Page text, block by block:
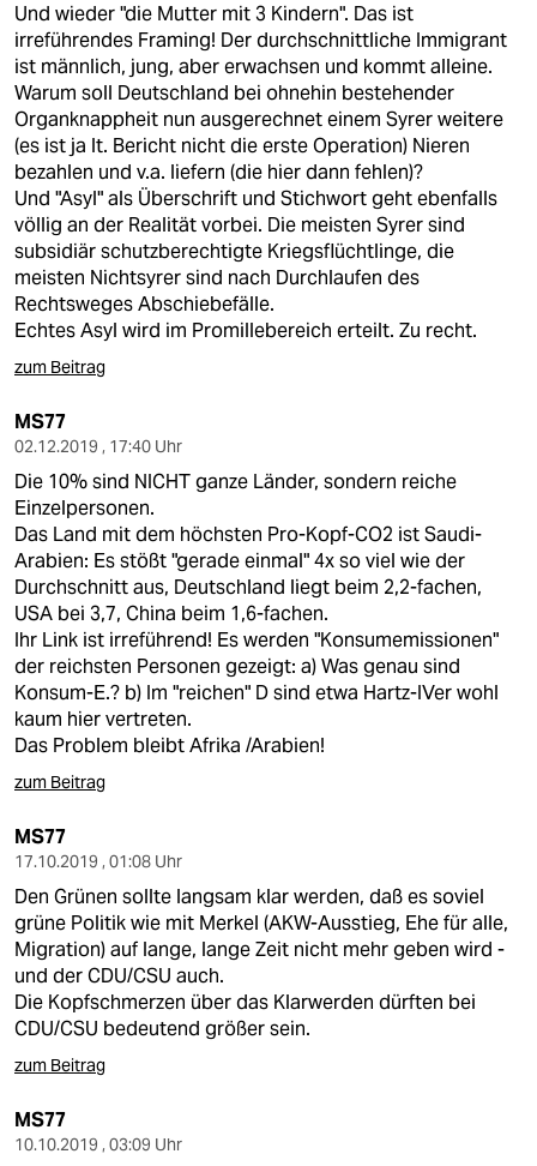
Und wieder "die Mutter mit 3 Kindern". Das ist
irreführendes Framing! Der durchschnittliche Immigrant
ist männlich, jung, aber erwachsen und kommt alleine.
Warum soll Deutschland bei ohnehin bestehender
Organknappheit nun ausgerechnet einem Syrer weitere
(es ist ja lt. Bericht nicht die erste Operation) Nieren
bezahlen und v.a. liefern (die hier dann fehlen)?
Und "Asyl" als Überschrift und Stichwort geht ebenfalls
völlig an der Realität vorbei. Die meisten Syrer sind
subsidiär schutzberechtigte Kriegsflüchtlinge, die
meisten Nichtsyrer sind nach Durchlaufen des
Rechtsweges Abschiebefälle.
Echtes Asyl wird im Promillebereich erteilt. Zu recht.
zum Beitrag
MS77
02.12.2019 , 17:40 Uhr
Die 10% sind NICHT ganze Länder, sondern reiche
Einzelpersonen.
Das Land mit dem höchsten Pro-Kopf-CO2 ist Saudi-
Arabien: Es stößt "gerade einmal" 4x so viel wie der
Durchschnitt aus, Deutschland liegt beim 2,2-fachen,
USA bei 3,7, China beim 1,6-fachen.
Ihr Link ist irreführend! Es werden "Konsumemissionen"
der reichsten Personen gezeigt: a) Was genau sind
Konsum-E.? b) Im "reichen" D sind etwa Hartz-IVer wohl
kaum hier vertreten.
Das Problem bleibt Afrika /Arabien!
zum Beitrag
MS77
17.10.2019 , 01:08 Uhr
Den Grünen sollte langsam klar werden, daß es soviel
grüne Politik wie mit Merkel (AKW-Ausstieg, Ehe für alle,
Migration) auf lange, lange Zeit nicht mehr geben wird -
und der CDU/CSU auch.
Die Kopfschmerzen über das Klarwerden dürften bei
CDU/CSU bedeutend größer sein.
zum Beitrag
MS77
10.10.2019 , 03:09 Uhr